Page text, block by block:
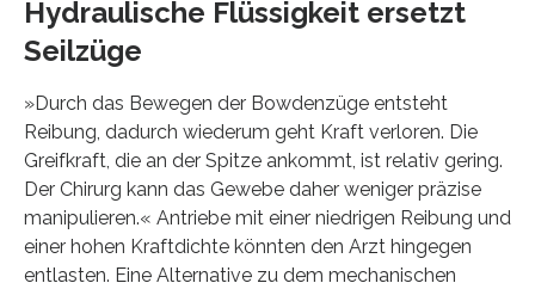
Hydraulische Flüssigkeit ersetzt
Seilzüge
»Durch das Bewegen der Bowdenzüge entsteht
Reibung, dadurch wiederum geht Kraft verloren. Die
Greifkraft, die an der Spitze ankommt, ist relativ gering.
Der Chirurg kann das Gewebe daher weniger präzise
manipulieren.« Antriebe mit einer niedrigen Reibung und
einer hohen Kraftdichte könnten den Arzt hingegen
entlasten. Eine Alternative zu dem mechanischen